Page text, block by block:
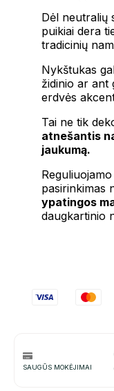
Dėl neutralių
puikiai dera
tradicinių
Nykštukas
židinio ar ant
erdvės
Tai ne tik
atnešantis
jaukumą.
pasirinkimas
ypatingos
daugkartinio
SAUGŪS MOKĖJIMAI